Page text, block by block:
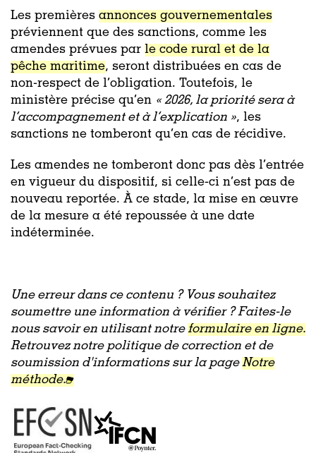
Les premières annonces gouvernementales
préviennent que des sanctions, comme les
amendes prévues par le code rural et de la
pêche maritime, seront distribuées en cas de
non-respect de l’obligation. Toutefois, le
ministère précise qu’en «2026, la priorité sera à
l’accompagnement et à l’explication », les
sanctions ne tomberont qu’en cas de récidive.
Les amendes ne tomberont donc pas dès l’entrée
en vigueur du dispositif, si celle-ci n’est pas de
nouveau reportée. À ce stade, la mise en œuvre
de la mesure a été repoussée à une date
indéterminée.
Une erreur dans ce contenu ? Vous souhaitez
soumettre une information à vérifier ? Faites-le
nous savoir en utilisant notreformulaire en ligne.
Retrouvez notre politique de correction et de
soumission d'informations sur la pageNotre
méthode.